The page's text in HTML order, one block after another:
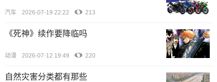
汽车 2026-07-19 22:22 213
《死神》续作要降临吗
动漫 2026-07-12 19:49 220
自然灾害分类都有那些